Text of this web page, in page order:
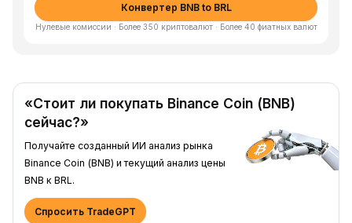
Конвертер BNB to BRL
Нулевые комиссии · Более 350 криптовалют · Более 40 фиатных валют
«Стоит ли покупать Binance Coin (BNB)
сейчас?»
Получайте созданный ИИ анализ рынка
Binance Coin (BNB) и текущий анализ цены
BNB к BRL.
Спросить TradeGPT